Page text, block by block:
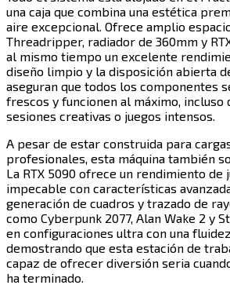
una caja que combina una estética
aire excepcional. Ofrece amplio
Threadripper, radiador de 360mm y
al mismo tiempo un excelente
diseño limpio y la disposición abierta
aseguran que todos los componentes
frescos y funcionen al máximo, incluso
sesiones creativas o juegos intensos.​​​​‌ ‍ ​‍​‍‌‍ ‌ ​‍‌‍‍‌‌‍‌ ‌‍‍‌‌‍ ‍​‍​‍​ ‍‍​‍​‍‌ ​ ‌‍​‌‌‍ ‍‌‍‍‌‌ ‌​‌ ‍‌​‍ ‍‌‍‍‌‌‍ ​‍​‍​‍ ​​‍​‍‌‍‍​‌ ​‍‌‍‌‌‌‍‌‍​‍​‍​ ‍‍​‍​‍​‍ ‌‍​‌‌‍‌​‌‍ ‌‌‍‍‌‌‍ ‍​‍ ‌‍‍‌‌‍ ‍‌ ‌​‌‍‌‌‌‍ ‍‌ ‌​​‍ ‌‍‌‌‌‍‌​‌‍‍‌‌ ‌​​‍ ‌‍ ‌‌‍ ‌‍‌​‌‍‌‌​ ‌‌ ​​‌ ​‍‌‍‌‌‌ ​ ‌‍‌‌‌‍ ‍‌ ‌​‌‍​‌‌ ‌​‌‍‍‌‌‍ ‌‍ ‍​ ‍ ‌‍‍‌‌‍‌​​ ‌​ ‌ ​ ​ ‌‍‌‌​ ​ ​ ‌​‌‍‌‌​ ‌‍​ ‌‍​‍ ‌​ ‌‌​ ‌‌​ ‌ ​ ​​​‍ ‌​ ‌​​ ‌‍‌‍​ ‌‍​‍​‍ ‌‌‍​‍‌‍‌‍​ ‍​​ ‌ ​‍ ‌​ ​‍‌‍​ ​ ‌‌​ ‌​​ ‍‌​ ‌‌‌‍‌​​ ​ ​ ‌ ​ ‍​​ ‌‍​ ‌​​ ‍ ‌ ‌​‌ ‍‌‌ ​​‌‍‌‌​ ‌‌‍​‍‌ ‌‌‌‍‍‌‌‍ ​‌‍‌​​ ‍ ‌ ​​‌‍​‌‌ ‌​‌‍‍​​ ‌‌‍‍‌​ ​‌​ ‍​‌‍ ‍‌‌ ‌‍ ​‌‍ ‌‍ ‍‌‍‌ ‌‌ ‌‍‌​‌‍‌‌‌ ​ ‌‍​ ​‍‌‌​ ‌‌‌​​‍‌‌ ‌‍‍ ‌‍‌‌‌ ‍‌​‍‌‌​ ​ ‌​‌​​‍‌‌​ ​ ‌​‌​​‍‌‌​ ​‍​ ​‍‌‍‌‌‌ ​ ​‍‌‌​ ​‍​ ​‍​‍‌‌​ ‌‌‌​‌​​‍ ‍‌ ‌‍‌‍​‌‌‍ ​‌ ‌‌‌‍‌‌​‍‌‌​ ‌‌‌​​‍‌‌ ‌‍‍ ‌‍‌‌‌ ‍‌​‍‌‌​ ​ ‌​‌​​‍‌‌​ ​ ‌​‌​​‍‌‌​ ​‍​ ​‍​ ​​​ ​‌​ ​‌​ ​​‌‍​‍‌‍‌​​ ‌ ‌‍​‌​ ​‌‌‍​‌​ ​‌‌‍​‍​‍‌‌​ ​‍​ ​‍​‍‌‌​ ‌‌‌​‌​​‍ ‍‌‍​ ‌‍‍​‌‍‍‌‌‍ ​‌‍‌​‌ ​‍‌‍‌‌‌‍ ‍​‍‌‌​ ‌‌‌​​‍‌‌ ‌‍‍ ‌‍‌‌‌ ‍‌​‍‌‌​ ​ ‌​‌​​‍‌‌​ ​ ‌​‌​​‍‌‌​ ​‍​ ​‍​ ​‌​ ​‌​ ‌​​ ‍​​ ‌​​ ​​​ ​ ​ ‍​​ ‌‍​ ​‍​ ​‍​ ‌‍​‍‌‌​ ​‍​ ​‍​‍‌‌​ ‌‌‌​‌​​‍ ‍‌ ‌​‌‍‌‌‌ ‍​‌ ‌​​ ‌‍​‍‌‍​‌‌ ​ ‌‍‌‌‌‌‌‌‌ ​‍‌‍ ​​ ‌​‍‌‌​ ​‍‌​‌‍‌‍​‌‌‍‌​‌‍ ‌‌‍‍‌‌‍ ‍​‍‌‍‌‍‍‌‌‍‌​​ ‌​ ‌ ​ ​ ‌‍‌‌​ ​ ​ ‌​‌‍‌‌​ ‌‍​ ‌‍​‍ ‌​ ‌‌​ ‌‌​ ‌ ​ ​​​‍ ‌​ ‌​​ ‌‍‌‍​ ‌‍​‍​‍ ‌‌‍​‍‌‍‌‍​ ‍​​ ‌ ​‍ ‌​ ​‍‌‍​ ​ ‌‌​ ‌​​ ‍‌​ ‌‌‌‍‌​​ ​ ​ ‌ ​ ‍​​ ‌‍​ ‌​​‍‌‍‌ ‌​‌ ‍‌‌ ​​‌‍‌‌​ ‌‌‍​‍‌ ‌‌‌‍‍‌‌‍ ​‌‍‌​​‍‌‍‌ ​​‌‍​‌‌ ‌​‌‍‍​​ ‌‌‍‍‌​ ​‌​ ‍​‌‍ ‍‌‌ ‌‍ ​‌‍ ‌‍ ‍‌‍‌ ‌‌ ‌‍‌​‌‍‌‌‌ ​ ‌‍​ ​‍‌‌​ ‌‌‌​​‍‌‌ ‌‍‍ ‌‍‌‌‌ ‍‌​‍‌‌​ ​ ‌​‌​​‍‌‌​ ​ ‌​‌​​‍‌‌​ ​‍​ ​‍‌‍‌‌‌ ​ ​‍‌‌​ ​‍​ ​‍​‍‌‌​ ‌‌‌​‌​​‍ ‍‌ ‌‍‌‍​‌‌‍ ​‌ ‌‌‌‍‌‌​‍‌‌​ ‌‌‌​​‍‌‌ ‌‍‍ ‌‍‌‌‌ ‍‌​‍‌‌​ ​ ‌​‌​​‍‌‌​ ​ ‌​‌​​‍‌‌​ ​‍​ ​‍​ ​​​ ​‌​ ​‌​ ​​‌‍​‍‌‍‌​​ ‌ ‌‍​‌​ ​‌‌‍​‌​ ​‌‌‍​‍​‍‌‌​ ​‍​ ​‍​‍‌‌​ ‌‌‌​‌​​‍ ‍‌‍​ ‌‍‍​‌‍‍‌‌‍ ​‌‍‌​‌ ​‍‌‍‌‌‌‍ ‍​‍‌‌​ ‌‌‌​​‍‌‌ ‌‍‍ ‌‍‌‌‌ ‍‌​‍‌‌​ ​ ‌​‌​​‍‌‌​ ​ ‌​‌​​‍‌‌​ ​‍​ ​‍​ ​‌​ ​‌​ ‌​​ ‍​​ ‌​​ ​​​ ​ ​ ‍​​ ‌‍​ ​‍​ ​‍​ ‌‍​‍‌‌​ ​‍​ ​‍​‍‌‌​ ‌‌‌​‌​​‍ ‍‌ ‌​‌‍‌‌‌ ‍​‌ ‌​​‍‌‍‌ ​​‌‍‌‌‌ ​‍‌ ​ ‌ ​​‌‍‌‌‌‍​ ‌ ‌​‌‍‍‌‌ ‌‍‌‍‌‌​ ‌‌ ​​‌ ‌‌‌‍​‍‌‍ ​‌‍‍‌‌ ​ ‌‍‍​‌‍‌‌‌‍‌​​‍​‍‌ ‌
A pesar de estar construida para
profesionales, esta máquina también
La RTX 5090 ofrece un rendimiento de
impecable con características
generación de cuadros y trazado de
como Cyberpunk 2077, Alan Wake 2 y
en configuraciones ultra con una
demostrando que esta estación de
capaz de ofrecer diversión seria
ha terminado.​​​​‌ ‍ ​‍​‍‌‍ ‌ ​‍‌‍‍‌‌‍‌ ‌‍‍‌‌‍ ‍​‍​‍​ ‍‍​‍​‍‌ ​ ‌‍​‌‌‍ ‍‌‍‍‌‌ ‌​‌ ‍‌​‍ ‍‌‍‍‌‌‍ ​‍​‍​‍ ​​‍​‍‌‍‍​‌ ​‍‌‍‌‌‌‍‌‍​‍​‍​ ‍‍​‍​‍​‍ ‌‍​‌‌‍‌​‌‍ ‌‌‍‍‌‌‍ ‍​‍ ‌‍‍‌‌‍ ‍‌ ‌​‌‍‌‌‌‍ ‍‌ ‌​​‍ ‌‍‌‌‌‍‌​‌‍‍‌‌ ‌​​‍ ‌‍ ‌‌‍ ‌‍‌​‌‍‌‌​ ‌‌ ​​‌ ​‍‌‍‌‌‌ ​ ‌‍‌‌‌‍ ‍‌ ‌​‌‍​‌‌ ‌​‌‍‍‌‌‍ ‌‍ ‍​ ‍ ‌‍‍‌‌‍‌​​ ‌​ ‌ ​ ​ ‌‍‌‌​ ​ ​ ‌​‌‍‌‌​ ‌‍​ ‌‍​‍ ‌​ ‌‌​ ‌‌​ ‌ ​ ​​​‍ ‌​ ‌​​ ‌‍‌‍​ ‌‍​‍​‍ ‌‌‍​‍‌‍‌‍​ ‍​​ ‌ ​‍ ‌​ ​‍‌‍​ ​ ‌‌​ ‌​​ ‍‌​ ‌‌‌‍‌​​ ​ ​ ‌ ​ ‍​​ ‌‍​ ‌​​ ‍ ‌ ‌​‌ ‍‌‌ ​​‌‍‌‌​ ‌‌‍​‍‌ ‌‌‌‍‍‌‌‍ ​‌‍‌​​ ‍ ‌ ​​‌‍​‌‌ ‌​‌‍‍​​ ‌‌‍‍‌​ ​‌​ ‍​‌‍ ‍‌‌ ‌‍ ​‌‍ ‌‍ ‍‌‍‌ ‌‌ ‌‍‌​‌‍‌‌‌ ​ ‌‍​ ​‍‌‌​ ‌‌‌​​‍‌‌ ‌‍‍ ‌‍‌‌‌ ‍‌​‍‌‌​ ​ ‌​‌​​‍‌‌​ ​ ‌​‌​​‍‌‌​ ​‍​ ​‍‌‍‌‌‌ ​ ​‍‌‌​ ​‍​ ​‍​‍‌‌​ ‌‌‌​‌​​‍ ‍‌ ‌‍‌‍​‌‌‍ ​‌ ‌‌‌‍‌‌​‍‌‌​ ‌‌‌​​‍‌‌ ‌‍‍ ‌‍‌‌‌ ‍‌​‍‌‌​ ​ ‌​‌​​‍‌‌​ ​ ‌​‌​​‍‌‌​ ​‍​ ​‍​ ‌​‌‍‌​​ ​‍​ ‍‌‌‍‌‍‌‍​‌‌‍​‍​ ‌ ‌‍​‌​ ‍​‌‍‌‍​ ‍‌​‍‌‌​ ​‍​ ​‍​‍‌‌​ ‌‌‌​‌​​‍ ‍‌‍​ ‌‍‍​‌‍‍‌‌‍ ​‌‍‌​‌ ​‍‌‍‌‌‌‍ ‍​‍‌‌​ ‌‌‌​​‍‌‌ ‌‍‍ ‌‍‌‌‌ ‍‌​‍‌‌​ ​ ‌​‌​​‍‌‌​ ​ ‌​‌​​‍‌‌​ ​‍​ ​‍‌‍‌‌​ ‌‍‌‍‌‍​ ‌​‌‍​ ‌‍​‌‌‍‌‍​ ‌‍​ ​​​ ​​‌‍‌‌​ ‌ ​‍‌‌​ ​‍​ ​‍​‍‌‌​ ‌‌‌​‌​​‍ ‍‌ ‌​‌‍‌‌‌ ‍​‌ ‌​​ ‌‍​‍‌‍​‌‌ ​ ‌‍‌‌‌‌‌‌‌ ​‍‌‍ ​​ ‌​‍‌‌​ ​‍‌​‌‍‌‍​‌‌‍‌​‌‍ ‌‌‍‍‌‌‍ ‍​‍‌‍‌‍‍‌‌‍‌​​ ‌​ ‌ ​ ​ ‌‍‌‌​ ​ ​ ‌​‌‍‌‌​ ‌‍​ ‌‍​‍ ‌​ ‌‌​ ‌‌​ ‌ ​ ​​​‍ ‌​ ‌​​ ‌‍‌‍​ ‌‍​‍​‍ ‌‌‍​‍‌‍‌‍​ ‍​​ ‌ ​‍ ‌​ ​‍‌‍​ ​ ‌‌​ ‌​​ ‍‌​ ‌‌‌‍‌​​ ​ ​ ‌ ​ ‍​​ ‌‍​ ‌​​‍‌‍‌ ‌​‌ ‍‌‌ ​​‌‍‌‌​ ‌‌‍​‍‌ ‌‌‌‍‍‌‌‍ ​‌‍‌​​‍‌‍‌ ​​‌‍​‌‌ ‌​‌‍‍​​ ‌‌‍‍‌​ ​‌​ ‍​‌‍ ‍‌‌ ‌‍ ​‌‍ ‌‍ ‍‌‍‌ ‌‌ ‌‍‌​‌‍‌‌‌ ​ ‌‍​ ​‍‌‌​ ‌‌‌​​‍‌‌ ‌‍‍ ‌‍‌‌‌ ‍‌​‍‌‌​ ​ ‌​‌​​‍‌‌​ ​ ‌​‌​​‍‌‌​ ​‍​ ​‍‌‍‌‌‌ ​ ​‍‌‌​ ​‍​ ​‍​‍‌‌​ ‌‌‌​‌​​‍ ‍‌ ‌‍‌‍​‌‌‍ ​‌ ‌‌‌‍‌‌​‍‌‌​ ‌‌‌​​‍‌‌ ‌‍‍ ‌‍‌‌‌ ‍‌​‍‌‌​ ​ ‌​‌​​‍‌‌​ ​ ‌​‌​​‍‌‌​ ​‍​ ​‍​ ‌​‌‍‌​​ ​‍​ ‍‌‌‍‌‍‌‍​‌‌‍​‍​ ‌ ‌‍​‌​ ‍​‌‍‌‍​ ‍‌​‍‌‌​ ​‍​ ​‍​‍‌‌​ ‌‌‌​‌​​‍ ‍‌‍​ ‌‍‍​‌‍‍‌‌‍ ​‌‍‌​‌ ​‍‌‍‌‌‌‍ ‍​‍‌‌​ ‌‌‌​​‍‌‌ ‌‍‍ ‌‍‌‌‌ ‍‌​‍‌‌​ ​ ‌​‌​​‍‌‌​ ​ ‌​‌​​‍‌‌​ ​‍​ ​‍‌‍‌‌​ ‌‍‌‍‌‍​ ‌​‌‍​ ‌‍​‌‌‍‌‍​ ‌‍​ ​​​ ​​‌‍‌‌​ ‌ ​‍‌‌​ ​‍​ ​‍​‍‌‌​ ‌‌‌​‌​​‍ ‍‌ ‌​‌‍‌‌‌ ‍​‌ ‌​​‍‌‍‌ ​​‌‍‌‌‌ ​‍‌ ​ ‌ ​​‌‍‌‌‌‍​ ‌ ‌​‌‍‍‌‌ ‌‍‌‍‌‌​ ‌‌ ​​‌ ‌‌‌‍​‍‌‍ ​‌‍‍‌‌ ​ ‌‍‍​‌‍‌‌‌‍‌​​‍​‍‌ ‌